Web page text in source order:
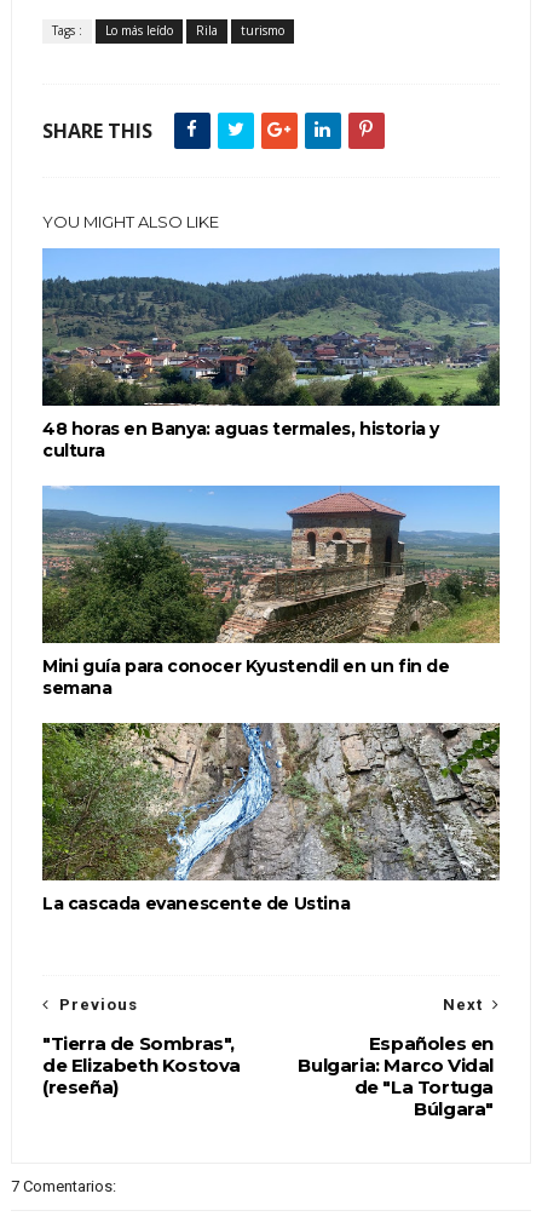
Tags : Lo más leído Rila turismo
SHARE THIS
YOU MIGHT ALSO LIKE
48 horas en Banya: aguas termales, historia y
cultura
Mini guía para conocer Kyustendil en un fin de
semana
La cascada evanescente de Ustina
Next
Españoles en
Bulgaria: Marco Vidal
de "La Tortuga
Búlgara"
Previous
"Tierra de Sombras",
de Elizabeth Kostova
(reseña)
7 Comentarios: